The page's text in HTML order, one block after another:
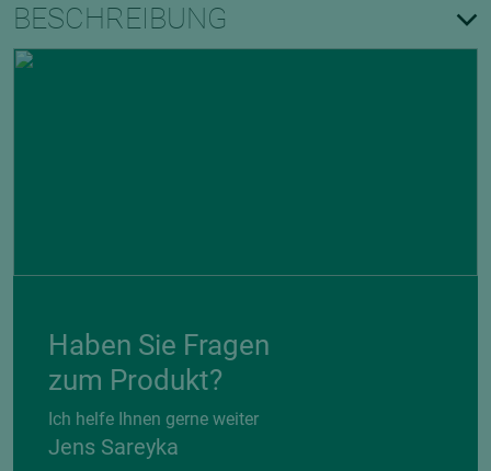
BESCHREIBUNG
Haben Sie Fragen
zum Produkt?
Ich helfe Ihnen gerne weiter
Jens Sareyka